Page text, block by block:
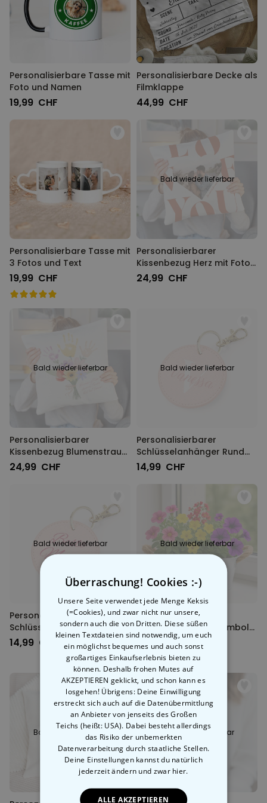
Personalisierbar
Personalisierbarer Bierkrug
mit Logo und Gesicht
über 71.100
mal gekauft
Personalisierbar
Personalisierbares Handtuch
mit Getränken und Spruch
mal gekauft
Personalisierte Vase mit Text
und Symbol
über 1.300
34,99 CHF
Personalisierbare Tasse mit
Foto und Namen
19,99 CHF
Personalisierbare Decke als
Filmklappe
44,99 CHF
Personalisierbare Tasse mit
3 Fotos und Text
19,99 CHF
Bald wieder lieferbar
Personalisierbarer
Kissenbezug Herz mit Foto
und Text
24,99 CHF
Bald wieder lieferbar
Personalisierbarer
Kissenbezug Blumenstrauß
mit Handabdruck
24,99 CHF
Bald wieder lieferbar
Personalisierbarer
Schlüsselanhänger Rund
mit Monogramm
14,99 CHF
Bald wieder lieferbar
Personalisierbarer
Schlüsselanhänger Rund
mit Text
14,99 CHF
Bald wieder lieferbar
Personalisierbarer
Blumenkasten mit Symbol
und Text
24,99 CHF
Bald wieder lieferbar Bald wieder lieferbar
Überraschung! Cookies :-)
Unsere Seite verwendet jede Menge Keksis
(=Cookies), und zwar nicht nur unsere,
sondern auch die von Dritten. Diese süßen
kleinen Textdateien sind notwendig, um euch
ein möglichst bequemes und auch sonst
großartiges Einkaufserlebnis bieten zu
können. Deshalb frohen Mutes auf
AKZEPTIEREN geklickt, und schon kann es
losgehen! Übrigens: Deine Einwilligung
erstreckt sich auch auf die Datenübermittlung
an Anbieter von jenseits des Großen
Teichs (heißt: USA). Dabei besteht allerdings
das Risiko der unbemerkten
Datenverarbeitung durch staatliche Stellen.
Deine Einstellungen kannst du natürlich
jederzeit ändern und zwar hier.
ALLE AKZEPTIEREN